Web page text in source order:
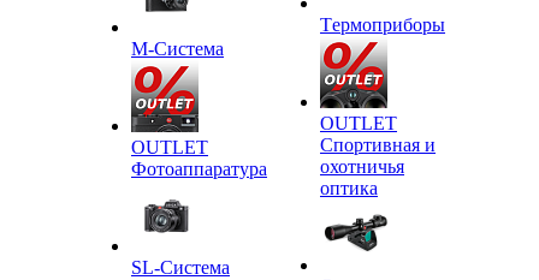
M-Система
OUTLET
Фотоаппаратура
SL-Система
Tермоприборы
OUTLET
Спортивная и
охотничья
оптика